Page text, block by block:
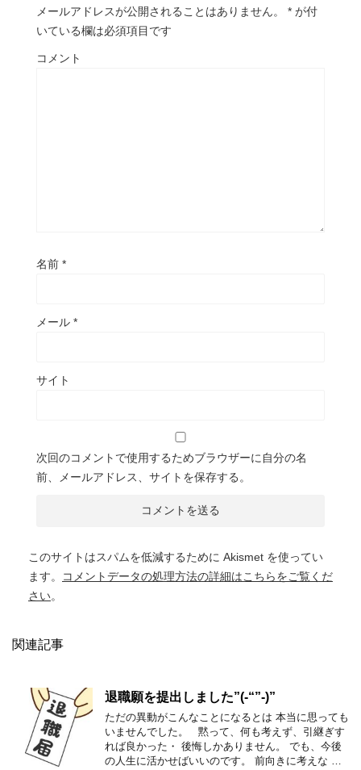
メールアドレスが公開されることはありません。 * が付
いている欄は必須項目です
コメント
名前 *
メール *
サイト
次回のコメントで使用するためブラウザーに自分の名
前、メールアドレス、サイトを保存する。
このサイトはスパムを低減するために Akismet を使ってい
ます。
コメントデータの処理方法の詳細はこちらをご覧くだ
さい。
関連記事
退職願を提出しました”(-“”-)”
ただの異動がこんなことになるとは 本当に思っても
いませんでした。 黙って、何も考えず、引継ぎす
れば良かった・ 後悔しかありません。 でも、今後
の人生に活かせばいいのです。 前向きに考えな …